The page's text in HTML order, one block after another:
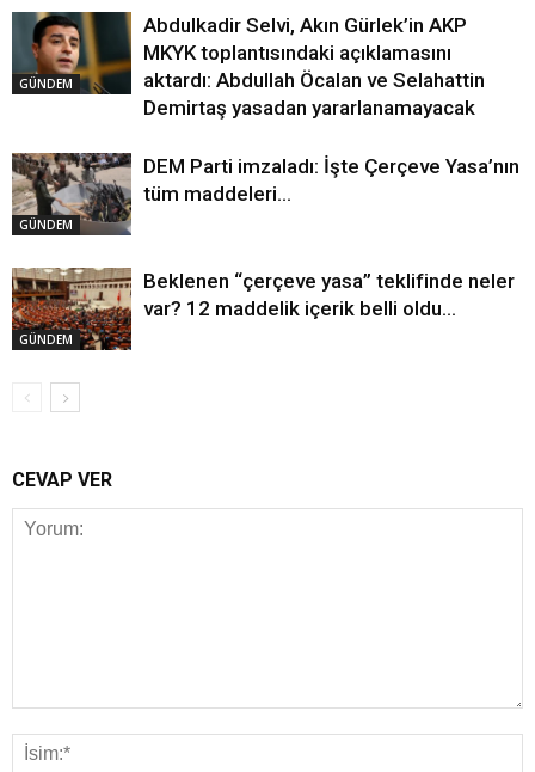
GÜNDEM
Abdulkadir Selvi, Akın Gürlek’in AKP
MKYK toplantısındaki açıklamasını
aktardı: Abdullah Öcalan ve Selahattin
Demirtaş yasadan yararlanamayacak
GÜNDEM
DEM Parti imzaladı: İşte Çerçeve Yasa’nın
tüm maddeleri…
GÜNDEM
Beklenen “çerçeve yasa” teklifinde neler
var? 12 maddelik içerik belli oldu…
CEVAP VER